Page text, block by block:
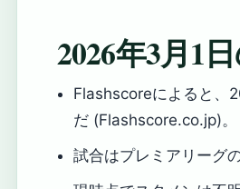
2026年3月1
Flashscoreによると、
だ (Flashscore.co.jp)。
試合はプレミアリーグ